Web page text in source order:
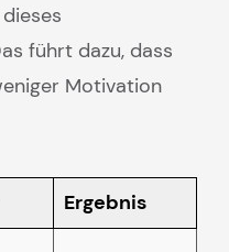
führt dazu, dass
Motivation
Ergebnis